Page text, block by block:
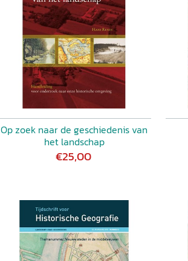
Op zoek naar de geschiedenis van
het landschap
€25,00